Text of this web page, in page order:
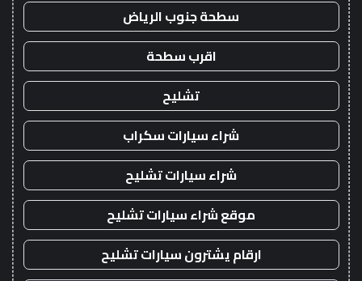
سطحة جنوب الرياض
اقرب سطحة
تشليح
شراء سيارات سكراب
شراء سيارات تشليح
موقع شراء سيارات تشليح
ارقام يشترون سيارات تشليح